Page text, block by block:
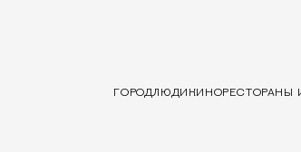
ГОРОДЛЮДИ КИНОРЕСТОРАНЫ